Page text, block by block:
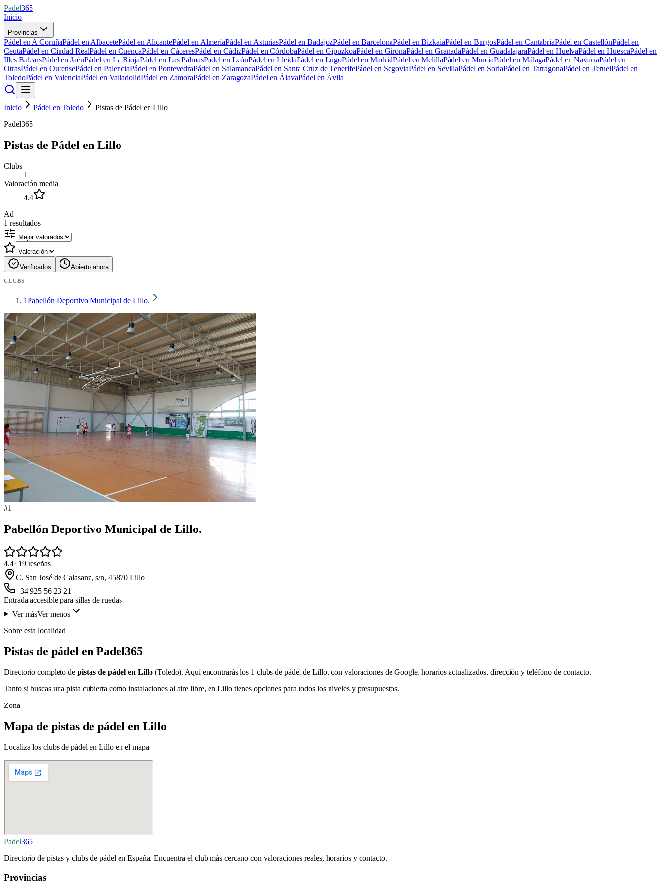
Padel365
Inicio
Provincias
Pádel en A CoruñaPádel en AlbacetePádel en AlicantePádel en AlmeríaPádel en AsturiasPádel en BadajozPádel en BarcelonaPádel en BizkaiaPádel en BurgosPádel en CantabriaPádel en CastellónPádel en
CeutaPádel en Ciudad RealPádel en CuencaPádel en CáceresPádel en CádizPádel en CórdobaPádel en GipuzkoaPádel en GironaPádel en GranadaPádel en GuadalajaraPádel en HuelvaPádel en HuescaPádel en
Illes BalearsPádel en JaénPádel en La RiojaPádel en Las PalmasPádel en LeónPádel en LleidaPádel en LugoPádel en MadridPádel en MelillaPádel en MurciaPádel en MálagaPádel en NavarraPádel en
OtrasPádel en OurensePádel en PalenciaPádel en PontevedraPádel en SalamancaPádel en Santa Cruz de TenerifePádel en SegoviaPádel en SevillaPádel en SoriaPádel en TarragonaPádel en TeruelPádel en
ToledoPádel en ValenciaPádel en ValladolidPádel en ZamoraPádel en ZaragozaPádel en ÁlavaPádel en Ávila
Inicio Pádel en Toledo
Pistas de Pádel en Lillo
Padel365
Pistas de Pádel en Lillo
Clubs
1
Valoración media
4.4
Ad
1 resultados
Verificados Abierto ahora
CLUBS
1Pabellón Deportivo Municipal de Lillo.
#1
Pabellón Deportivo Municipal de Lillo.
4.4· 19 reseñas
C. San José de Calasanz, s/n, 45870 Lillo
+34 925 56 23 21
Entrada accesible para sillas de ruedas
Ver másVer menos
Sobre esta localidad
Pistas de pádel en Padel365
Directorio completo de pistas de pádel en Lillo (Toledo). Aquí encontrarás los 1 clubs de pádel de Lillo, con valoraciones de Google, horarios actualizados, dirección y teléfono de contacto.
Tanto si buscas una pista cubierta como instalaciones al aire libre, en Lillo tienes opciones para todos los niveles y presupuestos.
Zona
Mapa de pistas de pádel en Lillo
Localiza los clubs de pádel en Lillo en el mapa.
Padel365
Directorio de pistas y clubs de pádel en España. Encuentra el club más cercano con valoraciones reales, horarios y contacto.
Provincias